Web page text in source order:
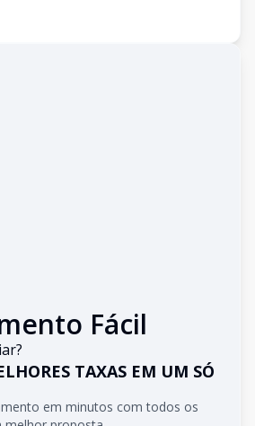
Fácil
TAXAS EM UM SÓ
em minutos com todos os